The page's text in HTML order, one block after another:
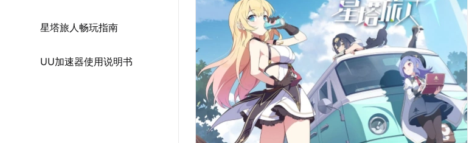
星塔旅人畅玩指南
UU加速器使用说明书